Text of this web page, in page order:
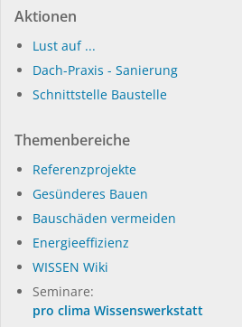
Aktionen
Lust auf ...
Dach-Praxis - Sanierung
Schnittstelle Baustelle
Themenbereiche
Referenzprojekte
Gesünderes Bauen
Bauschäden vermeiden
Energieeffizienz
WISSEN Wiki
Seminare:
pro clima Wissenswerkstatt